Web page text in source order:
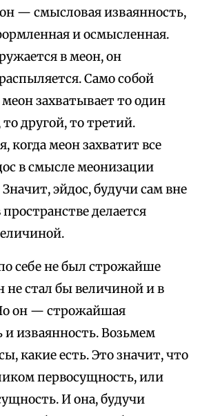
он — смысловая изваянность,
и осмысленная.
в меон, он
Само собой
меон захватывает то один
другой, то третий.
когда меон захватит все
в смысле меонизации
эйдос, будучи сам вне
делается
себе не был строжайше
не стал бы величиной и в
он — строжайшая
и изваянность. Возьмем
какие есть. Это значит, что
первосущность, или
И она, будучи